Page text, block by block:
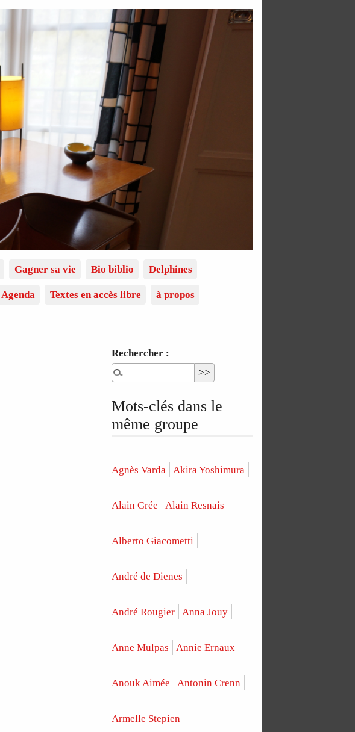
Gagner sa vie Bio biblio Delphines
Agenda Textes en accès libre à propos
Rechercher :
Mots-clés dans le
même groupe
Agnès Varda Akira Yoshimura
Alain Grée Alain Resnais
Alberto Giacometti
André de Dienes
André Rougier Anna Jouy
Anne Mulpas Annie Ernaux
Anouk Aimée Antonin Crenn
Armelle Stepien